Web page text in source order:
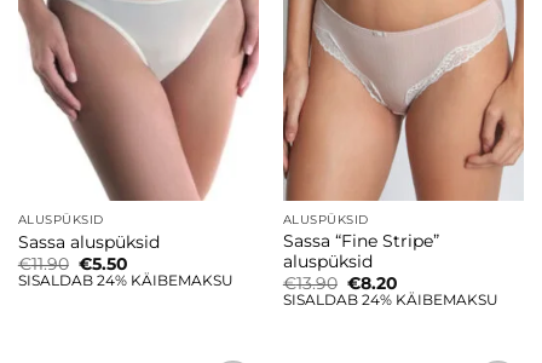
ALUSPÜKSID
Sassa aluspüksid
€11.90 Algne
hind
€5.50Current
price
SISALDAB 24% KÄIBEMAKSU
ALUSPÜKSID
Sassa “Fine Stripe”
aluspüksid
€13.90 Algne
hind
€8.20Current
price
SISALDAB 24% KÄIBEMAKSU